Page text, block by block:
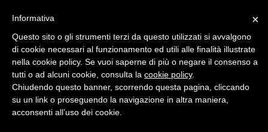
EVENTI
MOBILE
PROMOZIONI
×
Informativa
Questo sito o gli strumenti terzi da questo utilizzati si avvalgono
di cookie necessari al funzionamento ed utili alle finalità illustrate
nella cookie policy. Se vuoi saperne di più o negare il consenso a
tutti o ad alcuni cookie, consulta la cookie policy.
Chiudendo questo banner, scorrendo questa pagina, cliccando
su un link o proseguendo la navigazione in altra maniera,
acconsenti all’uso dei cookie.